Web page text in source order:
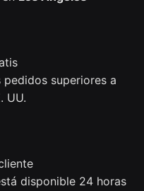
superiores a
UU.
disponible 24 horas